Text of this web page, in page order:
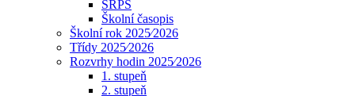
SRPŠ
Školní časopis
Školní rok 2025⁄2026
Třídy 2025⁄2026
Rozvrhy hodin 2025⁄2026
1. stupeň
2. stupeň